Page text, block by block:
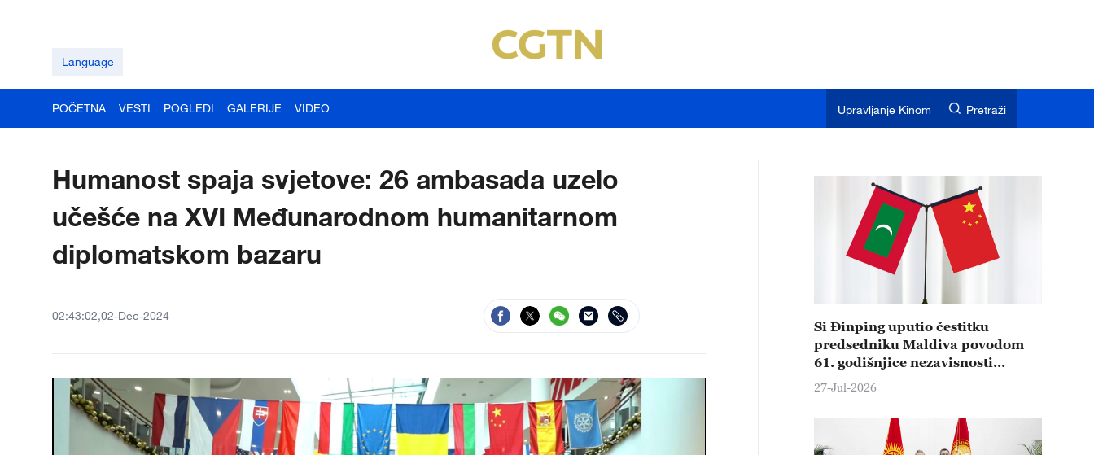
Language
POČETNA VESTI POGLEDI GALERIJE VIDEO Upravljanje Kinom Pretraži
Humanost spaja svjetove: 26 ambasada uzelo
učešće na XVI Međunarodnom humanitarnom
diplomatskom bazaru
02:43:02,02-Dec-2024
Si Đinping uputio čestitku
predsedniku Maldiva povodom
61. godišnjice nezavisnosti
Maldiva
27-Jul-2026